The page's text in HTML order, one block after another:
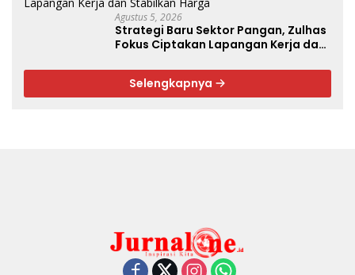
Agustus 5, 2026
Strategi Baru Sektor Pangan, Zulhas
Fokus Ciptakan Lapangan Kerja dan
Selengkapnya